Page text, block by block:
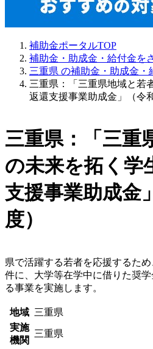
補助金ポータルTOP
補助金・助成金・給付金を
三重県 の補助金・助成金・
三重県：「三重県地域と若
返還支援事業助成金」（令
三重県：「三重
の未来を拓く学
支援事業助成金
度）
県で活躍する若者を応援するた
件に、大学等在学中に借りた奨
る事業を実施します。
地域 三重県
実施
機関
三重県